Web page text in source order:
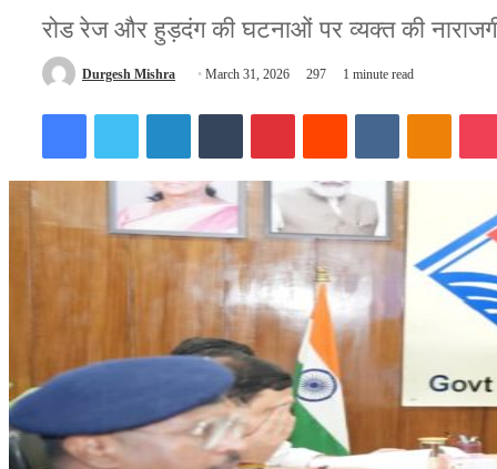
रोड रेज और हुड़दंग की घटनाओं पर व्यक्त की
Durgesh Mishra
Send March 31, 2026 297 1 minute read
FacebookTwitter LinkedInTumblr PinterestReddit VKontakte